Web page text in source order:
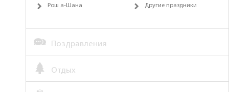
Рош а-Шана Другие праздники
Поздравления
Отдых